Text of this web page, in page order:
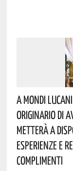
A Mondi
Originario Di
Metterà A
Esperienze E
Complimenti